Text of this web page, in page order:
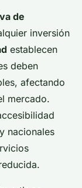
de
inversión
establecen
deben
afectando
mercado.
nacionales